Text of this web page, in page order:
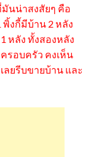
นน่าสงสัยๆ คือ
พิ้งกี้มีบ้าน 2 หลัง
หลัง ทั้งสองหลัง
รอบครัว คงเห็น
ลยรีบขายบ้าน และ